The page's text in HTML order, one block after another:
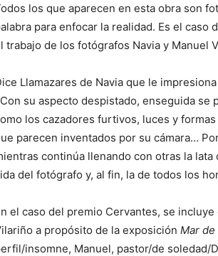
los que aparecen en esta obra son
para enfocar la realidad. Es el caso
trabajo de los fotógrafos Navia y Manuel
Llamazares de Navia que le
su aspecto despistado, enseguida se
los cazadores furtivos, luces y
parecen inventados por su cámara…
continúa llenando con otras la
del fotógrafo y, al fin, la de todos los
el caso del premio Cervantes, se
a propósito de la exposición Mar
insomne, Manuel, pastor/de soledad/